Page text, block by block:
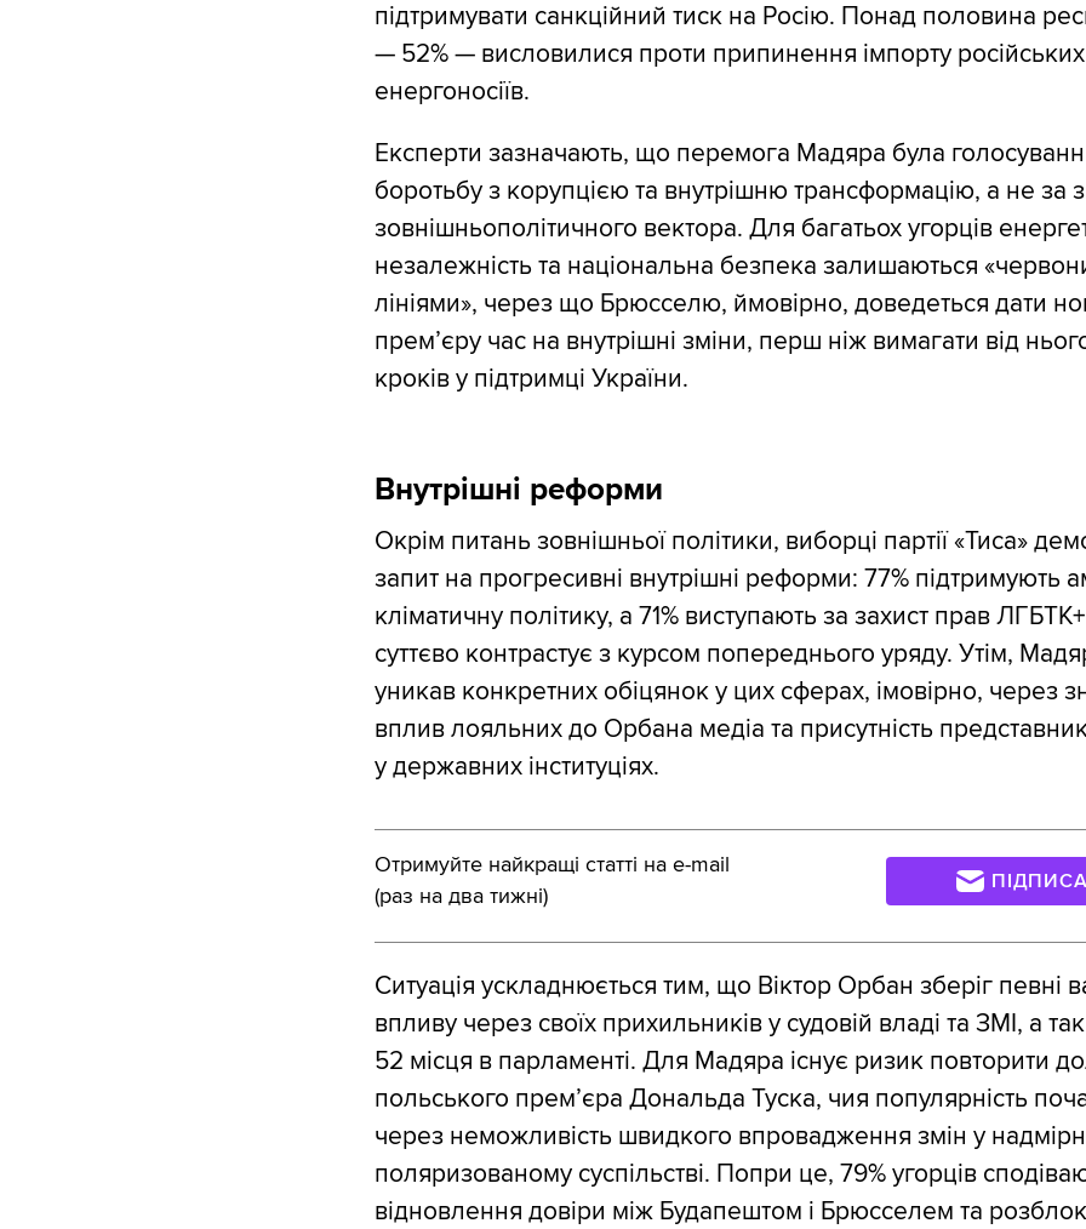
підтримувати санкційний тиск на Росію. Понад половина
— 52% — висловилися проти припинення імпорту російських
енергоносіїв.
Експерти зазначають, що перемога Мадяра була
боротьбу з корупцією та внутрішню трансформацію, а не за
зовнішньополітичного вектора. Для багатьох угорців
незалежність та національна безпека залишаються
лініями», через що Брюсселю, ймовірно, доведеться дати
прем’єру час на внутрішні зміни, перш ніж вимагати від
кроків у підтримці України.
Внутрішні реформи
Окрім питань зовнішньої політики, виборці партії «Тиса»
запит на прогресивні внутрішні реформи: 77% підтримують
кліматичну політику, а 71% виступають за захист прав
суттєво контрастує з курсом попереднього уряду. Утім,
уникав конкретних обіцянок у цих сферах, імовірно, через
вплив лояльних до Орбана медіа та присутність
у державних інституціях.
Отримуйте найкращі статті на e-mail
(раз на два тижні)
Ситуація ускладнюється тим, що Віктор Орбан зберіг певні
впливу через своїх прихильників у судовій владі та ЗМІ, а
52 місця в парламенті. Для Мадяра існує ризик повторити
польського прем’єра Дональда Туска, чия популярність
через неможливість швидкого впровадження змін у
поляризованому суспільстві. Попри це, 79% угорців
відновлення довіри між Будапештом і Брюсселем та